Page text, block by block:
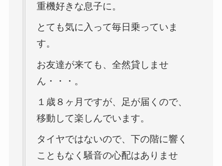
重機好きな息子に。
とても気に入って毎日乗っていま
す。
お友達が来ても、全然貸しませ
ん・・・。
１歳８ヶ月ですが、足が届くので、
移動して楽しんでいます。
タイヤではないので、下の階に響く
こともなく騒音の心配はありませ